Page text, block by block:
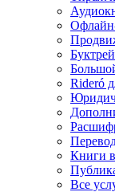
Rideró
Книги
Все